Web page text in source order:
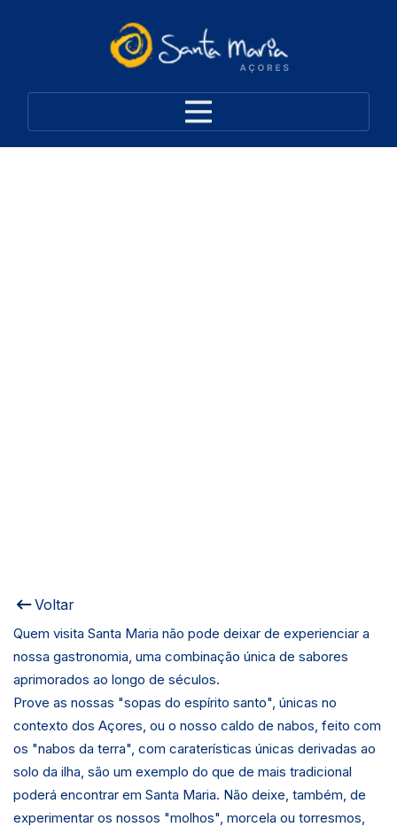
Voltar
Quem visita Santa Maria não pode deixar de experienciar a
nossa gastronomia, uma combinação única de sabores
aprimorados ao longo de séculos.
Prove as nossas "sopas do espírito santo", únicas no
contexto dos Açores, ou o nosso caldo de nabos, feito com
os "nabos da terra", com caraterísticas únicas derivadas ao
solo da ilha, são um exemplo do que de mais tradicional
poderá encontrar em Santa Maria. Não deixe, também, de
experimentar os nossos "molhos", morcela ou torresmos,